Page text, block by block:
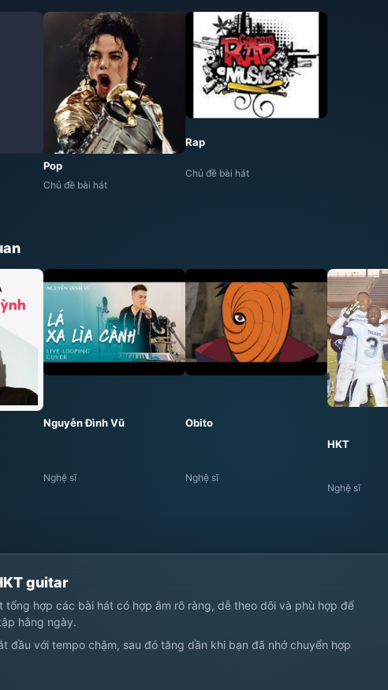
Pop
Chủ đề bài hát
Rap
Chủ đề bài hát
Nguyễn Đình Vũ
Nghệ sĩ
Obito
Nghệ sĩ
HKT
Nghệ sĩ
guitar
tổng hợp các bài hát có hợp âm rõ ràng, dễ theo dõi và phù hợp để
hằng ngày.
đầu với tempo chậm, sau đó tăng dần khi bạn đã nhớ chuyển hợp